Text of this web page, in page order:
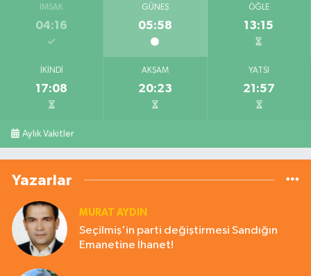
İMSAK
04:16
GÜNEŞ
05:58
ÖĞLE
13:15
İKINDI
17:08
AKŞAM
20:23
YATSI
21:57
Aylık Vakitler
Yazarlar
MURAT AYDIN
Seçilmiş'in parti değiştirmesi Sandığın
Emanetine İhanet!